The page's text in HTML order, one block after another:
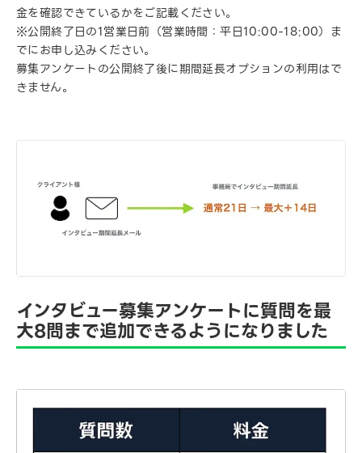
金を確認できているかをご記載ください。
※公開終了日の1営業日前（営業時間：平日10:00-18:00）ま
でにお申し込みください。
募集アンケートの公開終了後に期間延長オプションの利用はで
きません。
インタビュー募集アンケートに質問を最
大8問まで追加できるようになりました